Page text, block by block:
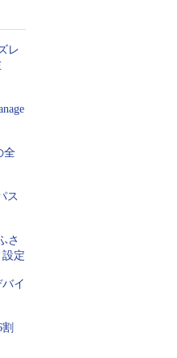
レ
全
ス
さ
定
イ